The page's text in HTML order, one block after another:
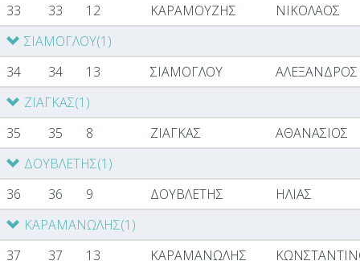
33
33 12 ΚΑΡΑΜΟΥΖΗΣ
ΝΙΚΟΛΑΟΣ
ΣΙΑΜΟΓΛΟΥ(1)
34
34 13 ΣΙΑΜΟΓΛΟΥ
ΑΛΕΞΑΝΔΡΟΣ
ΖΙΑΓΚΑΣ(1)
35
35 8 ΖΙΑΓΚΑΣ
ΑΘΑΝΑΣΙΟΣ
ΔΟΥΒΛΕΤΗΣ(1)
36
36 9 ΔΟΥΒΛΕΤΗΣ
ΗΛΙΑΣ
ΚΑΡΑΜΑΝΩΛΗΣ(1)
37
37 13 ΚΑΡΑΜΑΝΩΛΗΣ